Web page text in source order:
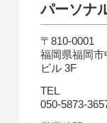
パーソナ
〒810-0001
福岡県福岡市
ビル 3F
TEL
050-5873-